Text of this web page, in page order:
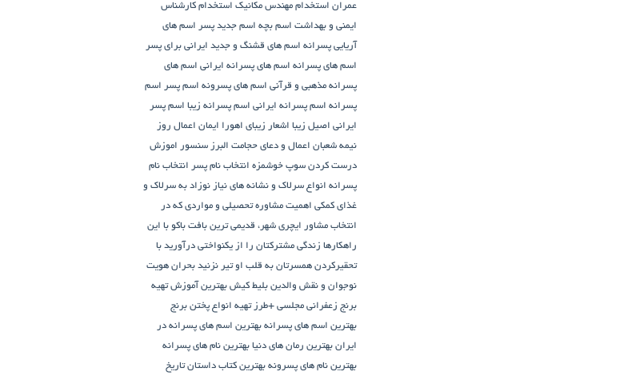
عمران استخدام مهندس مکانیک استخدام کارشناس
ایمنی و بهداشت اسم بچه اسم جدید پسر اسم های
آریایی پسرانه اسم های قشنگ و جدید ایرانی برای پسر
اسم های پسرانه اسم های پسرانه ایرانی اسم های
پسرانه مذهبی و قرآنی اسم های پسرونه اسم پسر اسم
پسرانه اسم پسرانه ایرانی اسم پسرانه زیبا اسم پسر
ایرانی اصیل زیبا اشعار زیبای اهورا ایمان اعمال روز
نیمه شعبان اعمال و دعای حجامت البرز سنسور اموزش
درست کردن سوپ خوشمزه انتخاب نام پسر انتخاب نام
پسرانه انواع سرلاک و نشانه های نیاز نوزاد به سرلاک و
غذای کمکی اهمیت مشاوره تحصیلی و مواردی که در
انتخاب مشاور ایچری شهر، قدیمی ترین بافت باکو با این
راهکارها زندگی مشترکتان را از یکنواختی درآورید با
تحقیرکردن همسرتان به قلب او تیر نزنید بحران هویت
نوجوان و نقش والدین بلیط کیش بهترین آموزش تهیه
برنج زعفرانی مجلسی +طرز تهیه انواع پختن برنج
بهترین اسم های پسرانه بهترین اسم های پسرانه در
ایران بهترین رمان های دنیا بهترین نام های پسرانه
بهترین نام های پسرونه بهترین کتاب داستان تاریخ